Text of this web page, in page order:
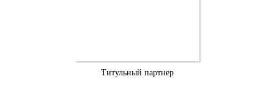
Титульный партнер